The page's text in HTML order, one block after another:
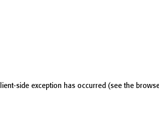
side exception has occurred (see the